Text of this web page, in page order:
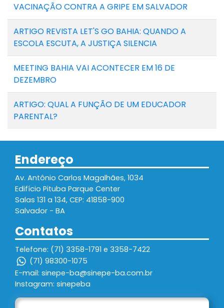
VACINAÇÃO CONTRA A GRIPE EM SALVADOR
ARTIGO REVISTA LET'S GO BAHIA: QUANDO A
ESCOLA ESCUTA, A JUSTIÇA SILENCIA
MEETING BAHIA VAI ACONTECER EM 16 DE
DEZEMBRO
ARTIGO: QUAL A FUNÇÃO DE UM EDUCADOR
PARENTAL?
Endereço
Av. Antônio Carlos Magalhães, 1034
Edifício Pituba Parque Center
Salas 131 a 134, CEP: 41858-900
Salvador - BA
Contatos
Telefone: (71) 3358-1791 e 3358-7422
(71) 98300-1075
E-mail: sinepe-ba@sinepe-ba.com.br
Instagram: sinepeba